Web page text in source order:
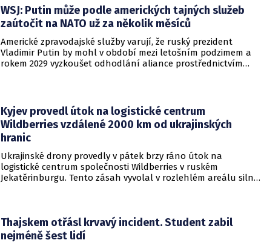
WSJ: Putin může podle amerických tajných služeb
zaútočit na NATO už za několik měsíců
Americké zpravodajské služby varují, že ruský prezident
Vladimir Putin by mohl v období mezi letošním podzimem a
rokem 2029 vyzkoušet odhodlání aliance prostřednictvím
přicházejí v době, kdy Moskva čelí rostoucímu tlaku kvůli
situaci na ukrajinské frontě. Masivní škody, které ukrajinské
drony způsobují ruskému zázemí, totiž Kreml zahnaly do
kouta.
Kyjev provedl útok na logistické centrum
Wildberries vzdálené 2000 km od ukrajinských
hranic
Ukrajinské drony provedly v pátek brzy ráno útok na
logistické centrum společnosti Wildberries v ruském
Jekatěrinburgu. Tento zásah vyvolal v rozlehlém areálu silný
RWB, který řídí veškeré logistické operace.
Thajskem otřásl krvavý incident. Student zabil
nejméně šest lidí